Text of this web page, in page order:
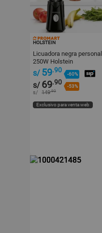
HOLSTEIN
Licuadora negra personal
250W Holstein
s/ 59.90
-60%
s/ 69.90
-53%
s/ 149.90
Exclusivo para venta web